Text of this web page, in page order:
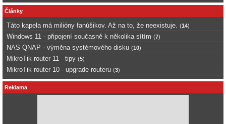
Články
Táto kapela má milióny fanúšikov. Až na to, že neexistuje. (14)
Windows 11 - připojení současně k několika sítím (7)
NAS QNAP - výměna systémového disku (10)
MikroTik router 11 - tipy (5)
MikroTik router 10 - upgrade routeru (3)
Reklama